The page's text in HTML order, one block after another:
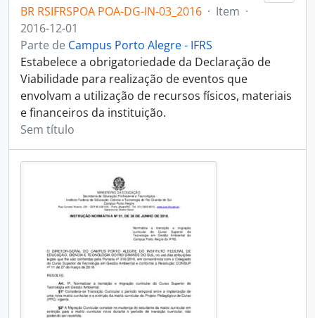
BR RSIFRSPOA POA-DG-IN-03_2016 · Item ·
2016-12-01
Parte de Campus Porto Alegre - IFRS
Estabelece a obrigatoriedade da Declaração de
Viabilidade para realização de eventos que
envolvam a utilização de recursos físicos, materiais
e financeiros da instituição.
Sem título